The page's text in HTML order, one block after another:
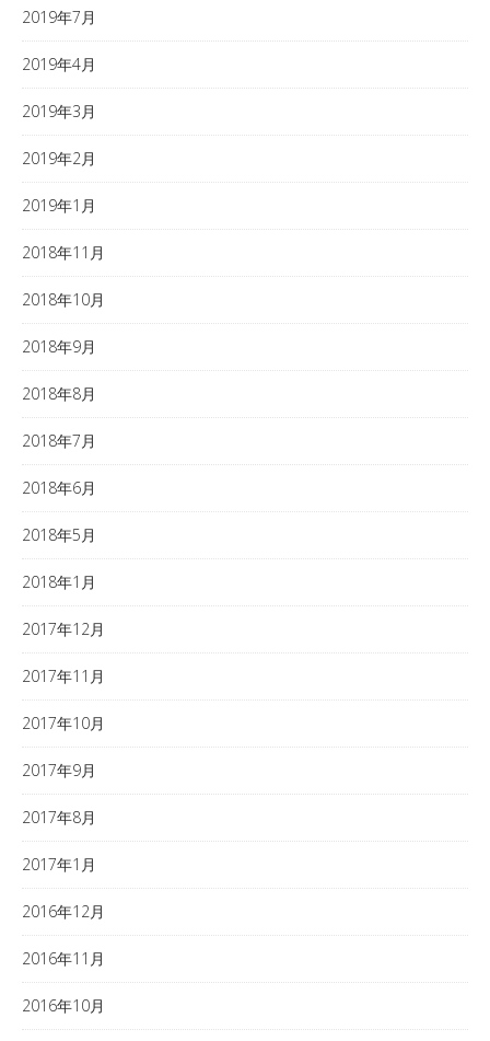
2019年7月
2019年4月
2019年3月
2019年2月
2019年1月
2018年11月
2018年10月
2018年9月
2018年8月
2018年7月
2018年6月
2018年5月
2018年1月
2017年12月
2017年11月
2017年10月
2017年9月
2017年8月
2017年1月
2016年12月
2016年11月
2016年10月